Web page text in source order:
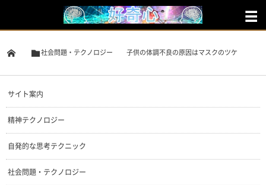
社会問題・テクノロジー 子供の体調不良の原因はマスクのツケ
サイト案内
精神テクノロジー
自発的な思考テクニック
社会問題・テクノロジー